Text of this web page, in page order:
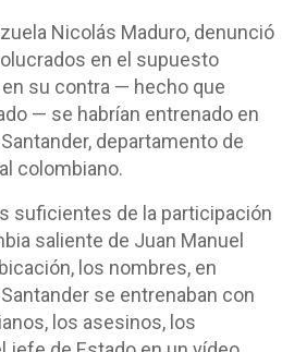
Nicolás Maduro, denunció
en el supuesto
su contra — hecho que
— se habrían entrenado en
departamento de
colombiano.
suficientes de la participación
saliente de Juan Manuel
los nombres, en
se entrenaban con
los asesinos, los